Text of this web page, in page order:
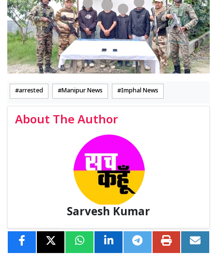
arrested Manipur News Imphal News
About The Author
Sarvesh Kumar